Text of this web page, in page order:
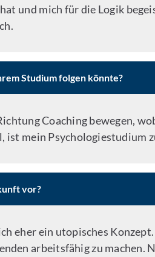
und mich für die Logik
Studium folgen könnte?
Coaching bewegen,
ist mein Psychologiestudium
vor?
eher ein utopisches
arbeitsfähig zu